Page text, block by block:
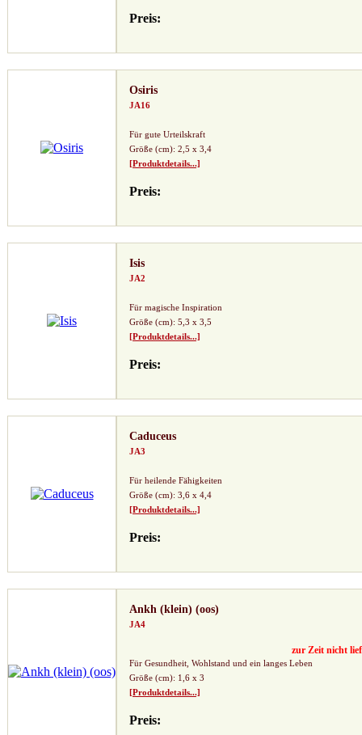
Preis:
Osiris
JA16
Für gute Urteilskraft
Größe (cm): 2,5 x 3,4
[Produktdetails...]
Preis:
Isis
JA2
Für magische Inspiration
Größe (cm): 5,3 x 3,5
[Produktdetails...]
Preis:
Caduceus
JA3
Für heilende Fähigkeiten
Größe (cm): 3,6 x 4,4
[Produktdetails...]
Preis:
Ankh (klein) (oos)
JA4
zur Zeit nicht
Für Gesundheit, Wohlstand und ein langes Leben
Größe (cm): 1,6 x 3
[Produktdetails...]
Preis: